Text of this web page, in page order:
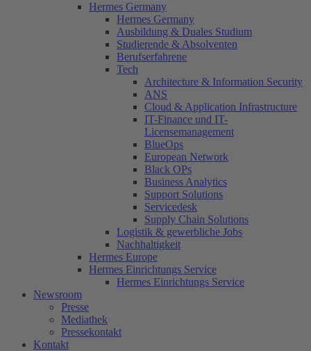
Hermes Germany
Hermes Germany
Ausbildung & Duales Studium
Studierende & Absolventen
Berufserfahrene
Tech
Architecture & Information Security
ANS
Cloud & Application Infrastructure
IT-Finance und IT-
Licensemanagement
BlueOps
European Network
Black OPs
Business Analytics
Support Solutions
Servicedesk
Supply Chain Solutions
Logistik & gewerbliche Jobs
Nachhaltigkeit
Hermes Europe
Hermes Einrichtungs Service
Hermes Einrichtungs Service
Newsroom
Presse
Mediathek
Pressekontakt
Kontakt